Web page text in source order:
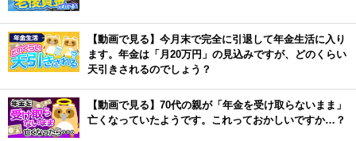
【動画で見る】今月末で完全に引退して年金生活に入り
ます。年金は「月20万円」の見込みですが、どのくらい
天引きされるのでしょう？
【動画で見る】70代の親が「年金を受け取らないまま」
亡くなっていたようです。これっておかしいですか…？